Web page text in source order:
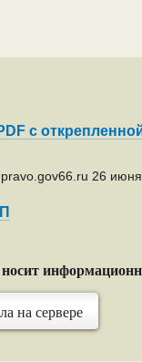
с
26 июня
на сервере